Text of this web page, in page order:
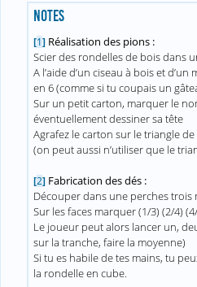
NOTES
[1] Réalisation des pions :
Scier des rondelles de bois dans
A l’aide d’un ciseau à bois et
en 6 (comme si tu coupais un
Sur un petit carton, marquer le
éventuellement dessiner sa tête
Agrafez le carton sur le triangle
(on peut aussi n’utiliser que le
[2] Fabrication des dés :
Découper dans une perches trois
Sur les faces marquer (1/3) (2/4)
Le joueur peut alors lancer un,
sur la tranche, faire la moyenne)
Si tu es habile de tes mains, tu
la rondelle en cube.